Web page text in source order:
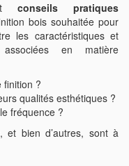
etconseils pratiques
bois souhaitée pour
les caractéristiques et
associées en matière
finition ?
qualités esthétiques ?
fréquence ?
et bien d’autres, sont à